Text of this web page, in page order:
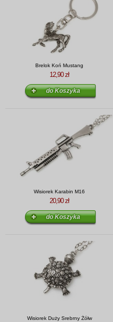
Brelok Koń Mustang
12,90 zł
Wisiorek Karabin M16
20,90 zł
Wisiorek Duży Srebrny Żółw